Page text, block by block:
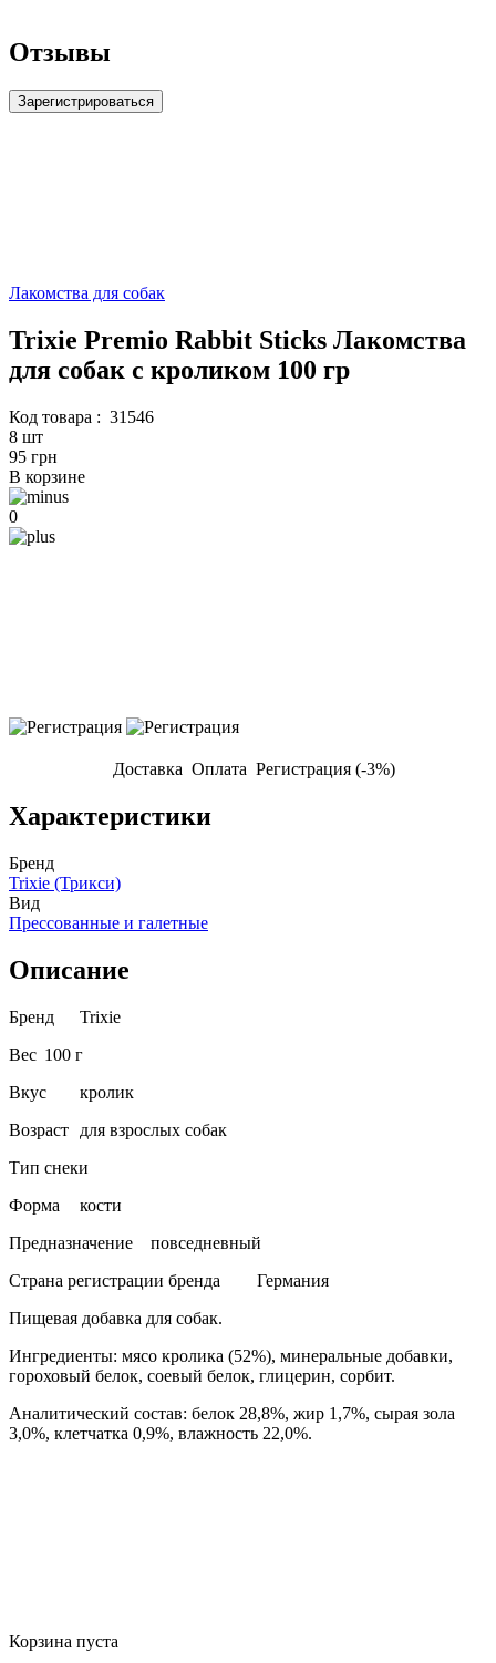
Отзывы
Зарегистрироваться
Лакомства для собак
Trixie Premio Rabbit Sticks Лакомства
для собак с кроликом 100 гр
Код товара : 31546
8 шт
95 грн
В корзине
0
Доставка Оплата Регистрация (-3%)
Характеристики
Бренд
Trixie (Трикси)
Вид
Прессованные и галетные
Описание
Бренд
Trixie
Вес 100 г
Вкус
кролик
Возраст
для взрослых собак
Тип снеки
Форма
кости
Предназначение
повседневный
Страна регистрации бренда
Германия
Пищевая добавка для собак.
Ингредиенты: мясо кролика (52%), минеральные добавки,
гороховый белок, соевый белок, глицерин, сорбит.
Аналитический состав: белок 28,8%, жир 1,7%, сырая зола
3,0%, клетчатка 0,9%, влажность 22,0%.
Корзина пуста